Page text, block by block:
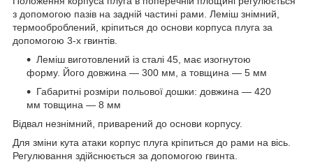
з допомогою пазів на задній частині рами. Леміш знімний,
термооброблений, кріпиться до основи корпуса плуга за
допомогою 3-х гвинтів.
Леміш виготовлений із сталі 45, має изогнутою
форму. Його довжина — 300 мм, а товщина — 5 мм
Габаритні розміри польової дошки: довжина — 420
мм товщина — 8 мм
Відвал незнімний, приварений до основи корпусу.
Для зміни кута атаки корпус плуга кріпиться до рами на вісь.
Регулювання здійснюється за допомогою гвинта.